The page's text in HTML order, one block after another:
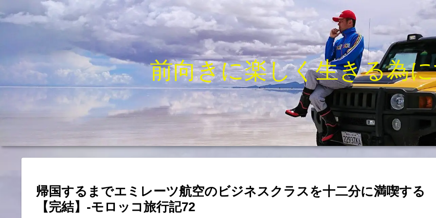
前向きに楽しく生きる為
帰国するまでエミレーツ航空のビジネスクラスを十二分に満喫する
【完結】-モロッコ旅行記72